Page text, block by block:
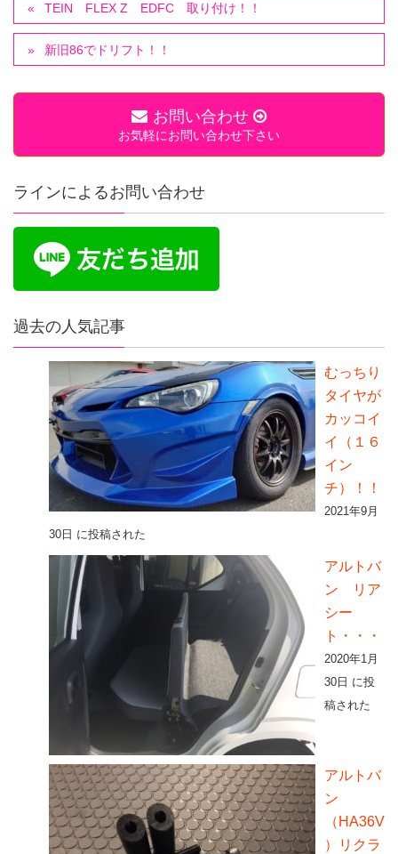
TEIN FLEX Z EDFC 取り付け！！
新旧86でドリフト！！
お問い合わせ
お気軽にお問い合わせ下さい
ラインによるお問い合わせ
過去の人気記事
むっちり
タイヤが
カッコイ
イ（１６
イン
チ）！！
2021年9月
30日 に投稿された
アルトバ
ン リア
シー
ト・・・
2020年1月
30日 に投
稿された
アルトバ
ン
（HA36V
）リクラ